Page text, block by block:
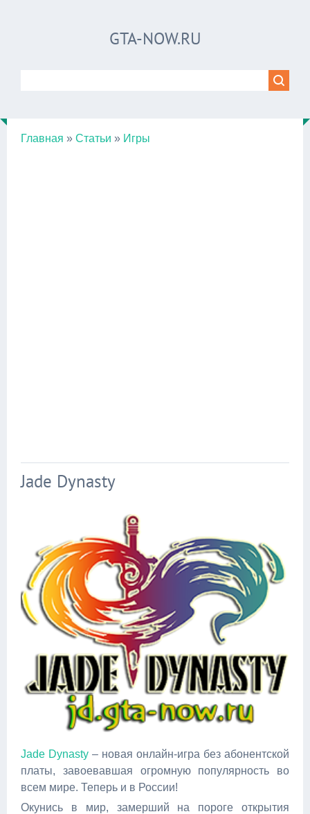
GTA-NOW.RU
Главная » Статьи » Игры
Jade Dynasty
Jade Dynasty – новая онлайн-игра без абонентской
платы, завоевавшая огромную популярность во
всем мире. Теперь и в России!
Окунись в мир, замерший на пороге открытия